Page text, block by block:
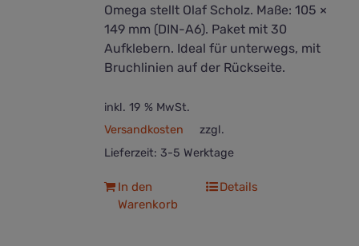
Omega stellt Olaf Scholz. Maße: 105 ×
149 mm (DIN-A6). Paket mit 30
Aufklebern. Ideal für unterwegs, mit
Bruchlinien auf der Rückseite.
inkl. 19 % MwSt.
zzgl.
Versandkosten
Lieferzeit: 3-5 Werktage
In den
Warenkorb
Details